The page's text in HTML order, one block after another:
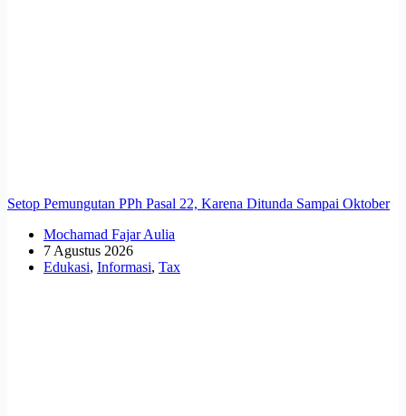
Setop Pemungutan PPh Pasal 22, Karena Ditunda Sampai Oktober
Mochamad Fajar Aulia
7 Agustus 2026
Edukasi, Informasi, Tax